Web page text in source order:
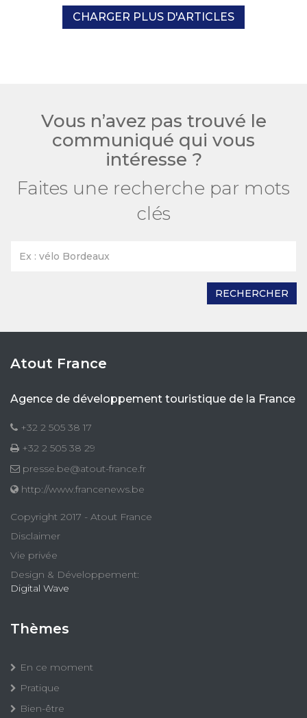
CHARGER PLUS D'ARTICLES
Vous n’avez pas trouvé le
communiqué qui vous
intéresse ?
Faites une recherche par mots
clés
RECHERCHER
Atout France
Agence de développement touristique de la France
+32 2 505 38 17
+32 2 505 38 29
presse.be@atout-france.fr
http://www.francenews.be
Copyright 2017 - Atout France
Disclaimer
Vie privée
Design & Développement:
Digital Wave
Thèmes
En ce moment
Pratique
Bien-être